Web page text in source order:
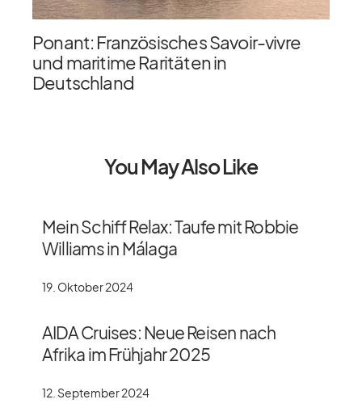
Ponant: Französisches Savoir-vivre
und maritime Raritäten in
Deutschland
You May Also Like
Mein Schiff Relax: Taufe mit Robbie
Williams in Málaga
19. Oktober 2024
AIDA Cruises: Neue Reisen nach
Afrika im Frühjahr 2025
12. September 2024